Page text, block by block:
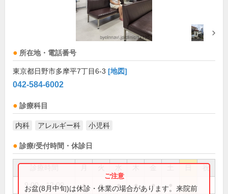
所在地・電話番号
東京都日野市多摩平7丁目6-3 [地図]
042-584-6002
診療科目
内科 アレルギー科 小児科
診療/受付時間・休診日
祝
9:00～12:00 ● ● ● ● ●
お盆(8月中旬)は休診・休業の場合があります。来院前